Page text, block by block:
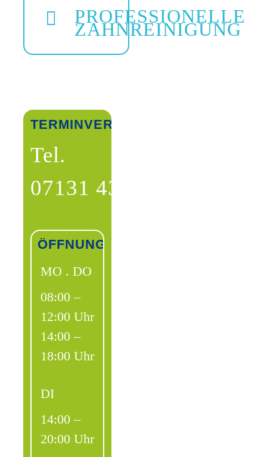
PROFESSIONELLE
ZAHNREINIGUNG
TERMINVEREINBARUNG
Tel.
07131 43209
ÖFFNUNGSZEITEN
MO . DO
08:00 –
12:00 Uhr
14:00 –
18:00 Uhr
DI
14:00 –
20:00 Uhr